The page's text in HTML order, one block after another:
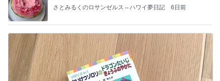
さとみるくのロサンゼルス⇔ハワイ夢日記 6日前